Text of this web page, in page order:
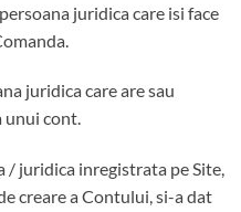
juridica care isi face
juridica care are sau
unui cont.
/ juridica inregistrata pe Site,
creare a Contului, si-a dat